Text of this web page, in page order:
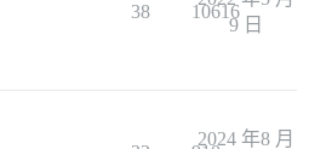
38 10616
9 日
2024 年8 月